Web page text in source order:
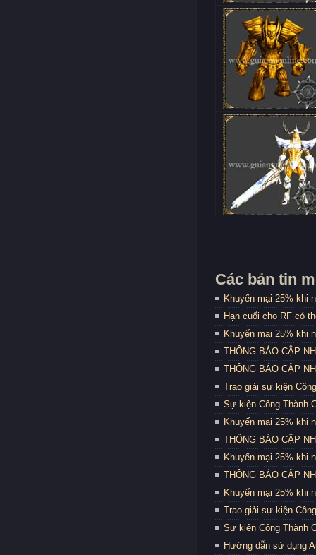
Các bản tin
Khuyến mại 25% khi
Hạn cuối cho RF có
Khuyến mại 25% khi
THÔNG BÁO CẬP
THÔNG BÁO CẬP
Trao giải sự kiện
Sự kiện Công Thành
Khuyến mại 25% khi
THÔNG BÁO CẬP
Khuyến mại 25% khi
THÔNG BÁO CẬP
Khuyến mại 25% khi
Trao giải sự kiện
Sự kiện Công Thành
Hướng dẫn sử dụng